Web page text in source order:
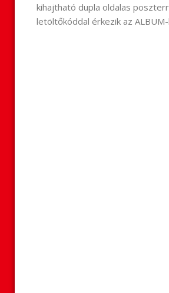
kihajtható dupla oldalas
letöltőkóddal érkezik az